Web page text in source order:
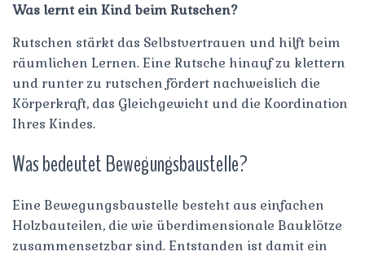
Was lernt ein Kind beim Rutschen?
Rutschen stärkt das Selbstvertrauen und hilft beim
räumlichen Lernen. Eine Rutsche hinauf zu klettern
und runter zu rutschen fördert nachweislich die
Körperkraft, das Gleichgewicht und die Koordination
Ihres Kindes.
Was bedeutet Bewegungsbaustelle?
Eine Bewegungsbaustelle besteht aus einfachen
Holzbauteilen, die wie überdimensionale Bauklötze
zusammensetzbar sind. Entstanden ist damit ein